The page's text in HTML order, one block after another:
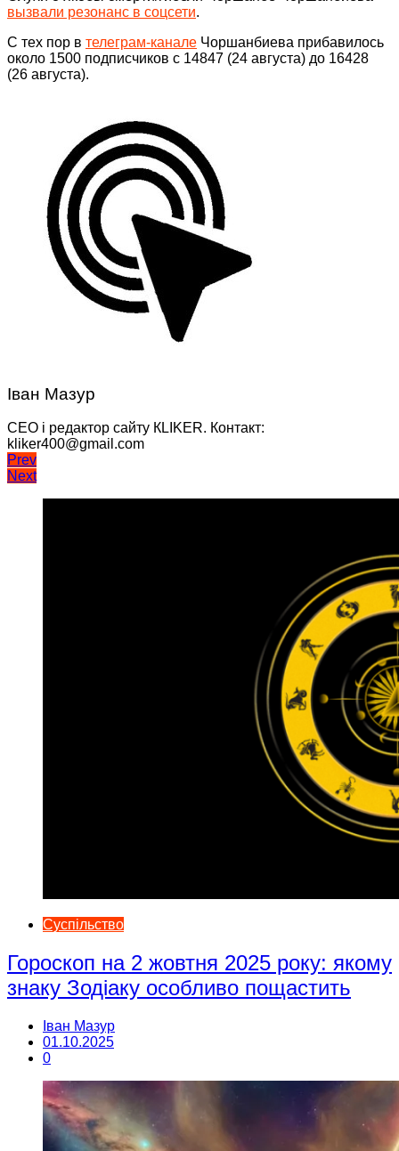
вызвали резонанс в соцсети.
С тех пор в телеграм-канале Чоршанбиева прибавилось
около 1500 подписчиков с 14847 (24 августа) до 16428
(26 августа).
Іван Мазур
CEO і редактор сайту КLIKER. Контакт:
kliker400@gmail.com
Навігація
записів
Prev
Next
Суспільство
Гороскоп на 2 жовтня 2025 року: якому
знаку Зодіаку особливо пощастить
Іван Мазур
01.10.2025
0